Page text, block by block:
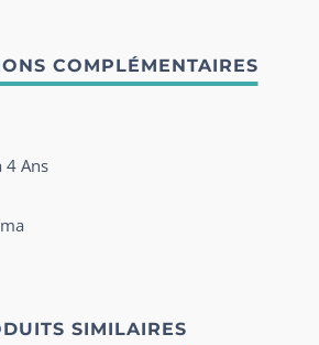
4 Ans
SIMILAIRES